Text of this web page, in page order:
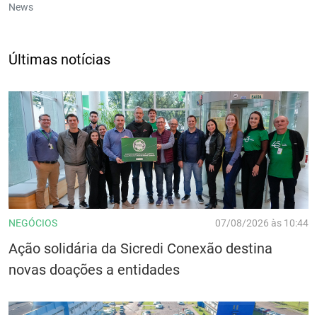
News
Últimas notícias
NEGÓCIOS 07/08/2026 às 10:44
Ação solidária da Sicredi Conexão destina
novas doações a entidades